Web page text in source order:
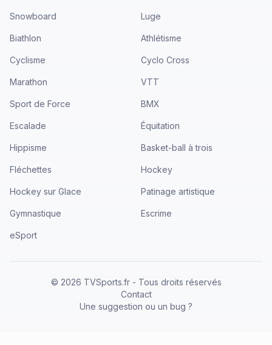
Snowboard Luge
Biathlon Athlétisme
Cyclisme Cyclo Cross
Marathon VTT
Sport de Force BMX
Escalade Équitation
Hippisme Basket-ball à trois
Fléchettes Hockey
Hockey sur Glace Patinage artistique
Gymnastique Escrime
eSport
© 2026 TVSports.fr - Tous droits réservés
Contact
Une suggestion ou un bug ?